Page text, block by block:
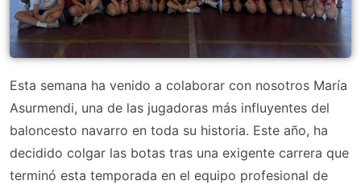
Esta semana ha venido a colaborar con nosotros María
Asurmendi, una de las jugadoras más influyentes del
baloncesto navarro en toda su historia. Este año, ha
decidido colgar las botas tras una exigente carrera que
terminó esta temporada en el equipo profesional de